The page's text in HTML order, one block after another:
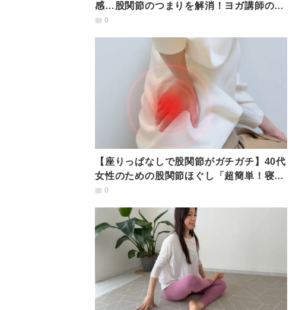
感…股関節のつまりを解消！ヨガ講師の私
が実践する寝る前1分の股関節ほぐし
0
【座りっぱなしで股関節がガチガチ】40代
女性のための股関節ほぐし「超簡単！寝た
ままエクサ」
0